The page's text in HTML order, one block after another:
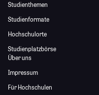
Studienthemen
Studienformate
Hochschulorte
Studienplatzbörse
Über uns
Impressum
Für Hochschulen